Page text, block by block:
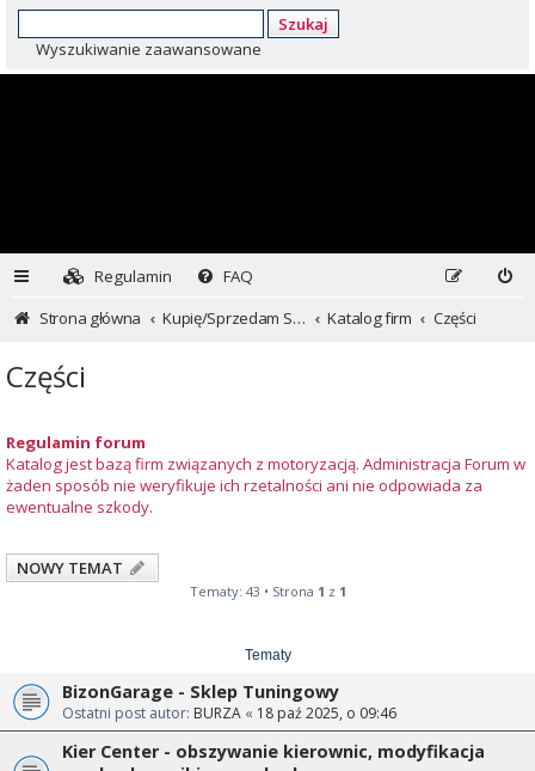
Szukaj
Wyszukiwanie zaawansowane
Regulamin
FAQ
Strona główna
Kupię/Sprzedam Subaru i nie tylko... Katalog firm Części
Części
Regulamin forum
Katalog jest bazą firm związanych z motoryzacją. Administracja Forum w
żaden sposób nie weryfikuje ich rzetalności ani nie odpowiada za
ewentualne szkody.
NOWY TEMAT
Tematy: 43 • Strona 1 z 1
Tematy
BizonGarage - Sklep Tuningowy
Ostatni post autor: BURZA « 18 paź 2025, o 09:46
Kier Center - obszywanie kierownic, modyfikacja